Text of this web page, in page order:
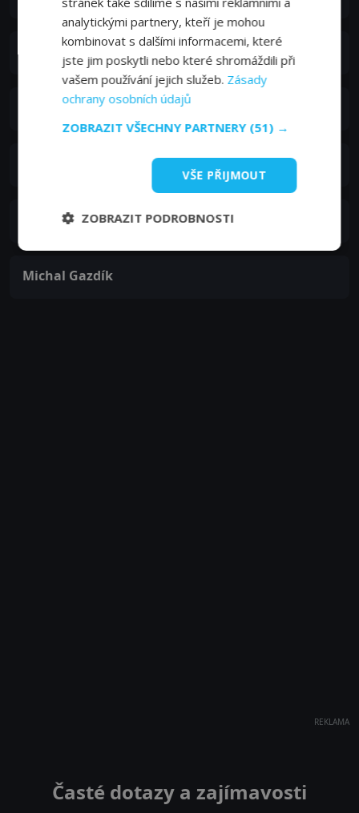
Anton Šulík st.
Judita Ďurdiaková
Tatiana Kulíšková
Michal Gazdík
REKLAMA
Časté dotazy a zajímavosti
analytickými partnery, kteří je mohou
kombinovat s dalšími informacemi, které
jste jim poskytli nebo které shromáždili při
vašem používání jejich služeb. Zásady
ochrany osobních údajů
ZOBRAZIT VŠECHNY PARTNERY (51) →
VŠE PŘIJMOUT
ZOBRAZIT PODROBNOSTI